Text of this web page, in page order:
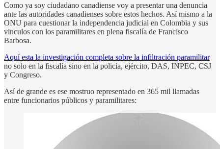
Como ya soy ciudadano canadiense voy a presentar una denuncia
ante las autoridades canadienses sobre estos hechos. Así mismo a la
ONU para cuestionar la independencia judicial en Colombia y sus
vinculos con los paramilitares en plena fiscalía de Francisco
Barbosa.
Aquí esta la investigación completa sobre la infiltración paramilitar
no solo en la fiscalía sino en la policía, ejército, DAS, INPEC, CSJ
y Congreso.
Así de grande es ese mostruo representado en 365 mil llamadas
entre funcionarios públicos y paramilitares: